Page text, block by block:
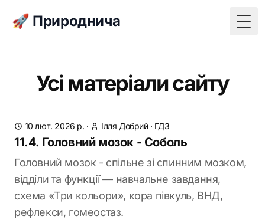
🚀 Природнича
Усі матеріали сайту
10 лют. 2026 р. · Ілля Добрий· ГДЗ
11.4. Головний мозок - Соболь
Головний мозок - спільне зі спинним мозком,
відділи та функції — навчальне завдання,
схема «Три кольори», кора півкуль, ВНД,
рефлекси, гомеостаз.